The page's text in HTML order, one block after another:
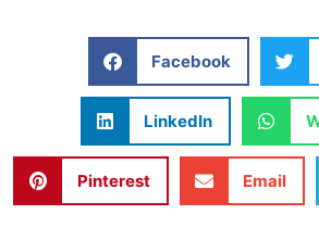
Facebook
LinkedIn
Pinterest Email